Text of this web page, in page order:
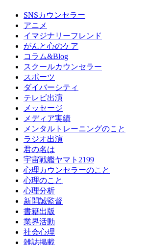
SNSカウンセラー
アニメ
イマジナリーフレンド
がんと心のケア
コラム&Blog
スクールカウンセラー
スポーツ
ダイバーシティ
テレビ出演
メッセージ
メディア実績
メンタルトレーニングのこと
ラジオ出演
君の名は
宇宙戦艦ヤマト2199
心理カウンセラーのこと
心理のこと
心理分析
新開誠監督
書籍出版
業界活動
社会心理
雑誌掲載